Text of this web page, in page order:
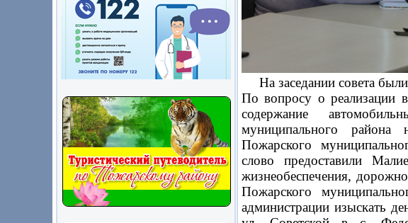
На заседании совета
По вопросу о реализации
содержание
муниципального района
Пожарского
слово предоставили
жизнеобеспечения,
Пожарского
администрации изыскать